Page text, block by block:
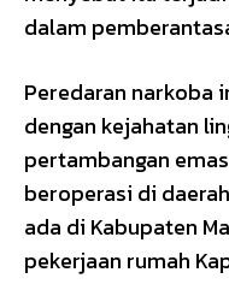
dalam
Peredaran narkoba
dengan kejahatan
pertambangan
beroperasi di
ada di Kabupaten
pekerjaan rumah